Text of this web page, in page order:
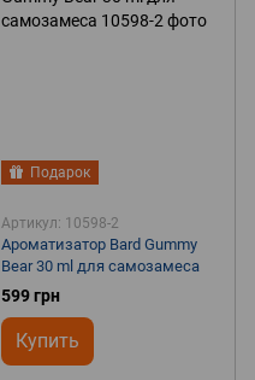
Подарок
Артикул: 10598-2
Ароматизатор Bard Gummy
Bear 30 ml для самозамеса
599 грн
Купить